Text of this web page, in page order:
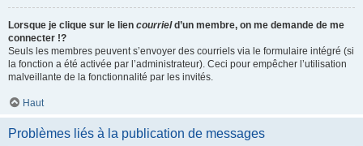
Lorsque je clique sur le lien courrield’un membre, on me demande de me
connecter !?
Seuls les membres peuvent s’envoyer des courriels via le formulaire intégré (si
la fonction a été activée par l’administrateur). Ceci pour empêcher l’utilisation
malveillante de la fonctionnalité par les invités.
Haut
Problèmes liés à la publication de messages